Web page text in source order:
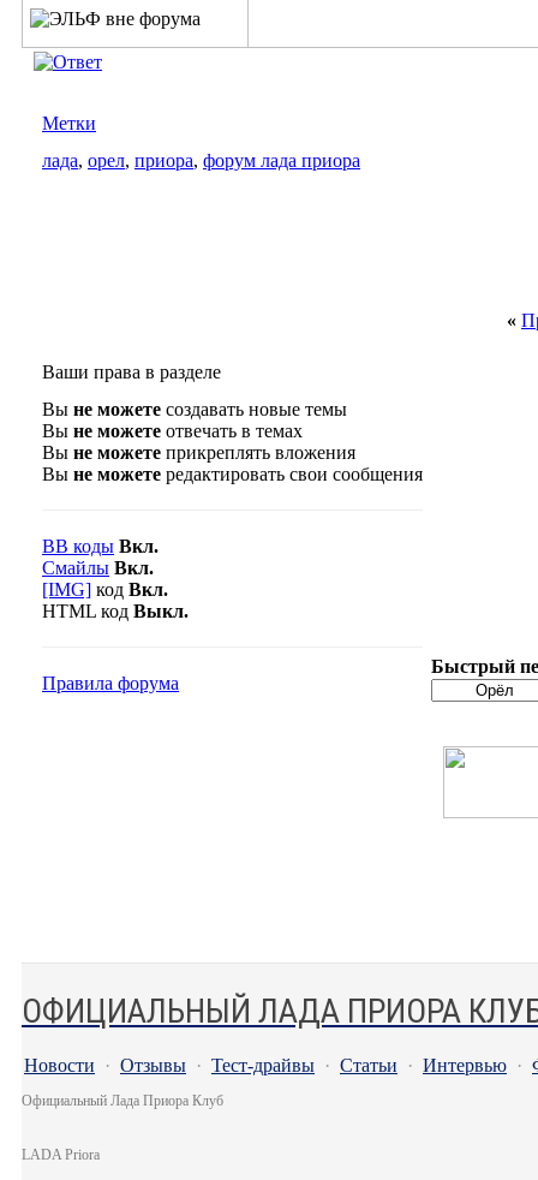
Метки
лада, орел, приора, форум лада приора
«
Ваши права в разделе
Вы не можете создавать новые темы
Вы не можете отвечать в темах
Вы не можете прикреплять вложения
Вы не можете редактировать свои сообщения
BB коды Вкл.
Смайлы Вкл.
[IMG] код Вкл.
HTML код Выкл.
Правила форума
Быстрый
ОФИЦИАЛЬНЫЙ ЛАДА ПРИОРА
Новости · Отзывы · Тест-драйвы · Статьи · Интервью ·
Официальный Лада Приора Клуб
LADA Priora